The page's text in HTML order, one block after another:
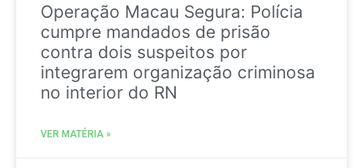
Operação Macau Segura: Polícia
cumpre mandados de prisão
contra dois suspeitos por
integrarem organização criminosa
no interior do RN
VER MATÉRIA »